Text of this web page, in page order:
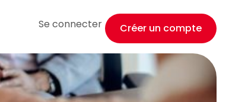
Se connecter Créer un compte